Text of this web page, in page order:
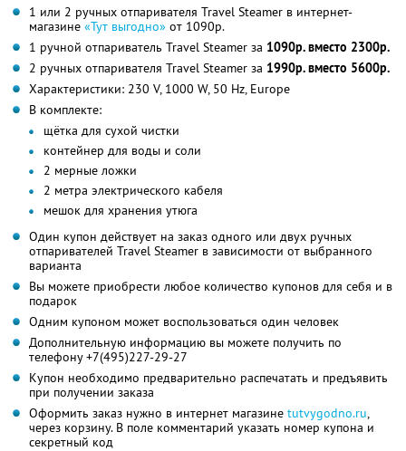
1 или 2 ручных отпаривателя Travel Steamer в интернет-
магазине «Тут выгодно» от 1090р.
1 ручной отпариватель Travel Steamer за 1090р. вместо 2300р.
2 ручных отпаривателя Travel Steamer за 1990р. вместо 5600р.
Характеристики: 230 V, 1000 W, 50 Hz, Europe
В комплекте:
щётка для сухой чистки
контейнер для воды и соли
2 мерные ложки
2 метра электрического кабеля
мешок для хранения утюга
Один купон действует на заказ одного или двух ручных
отпаривателей Travel Steamer в зависимости от выбранного
варианта
Вы можете приобрести любое количество купонов для себя и в
подарок
Одним купоном может воспользоваться один человек
Дополнительную информацию вы можете получить по
телефону +7(495)227-29-27
Купон необходимо предварительно распечатать и предъявить
при получении заказа
Оформить заказ нужно в интернет магазине tutvygodno.ru,
через корзину. В поле комментарий указать номер купона и
секретный код